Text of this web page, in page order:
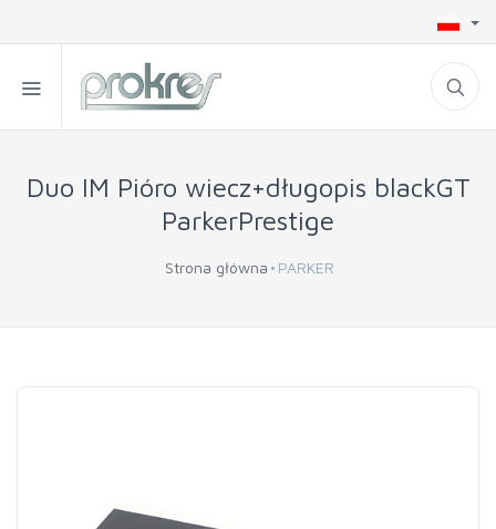
Duo IM Pióro wiecz+długopis blackGT
ParkerPrestige
Strona główna PARKER